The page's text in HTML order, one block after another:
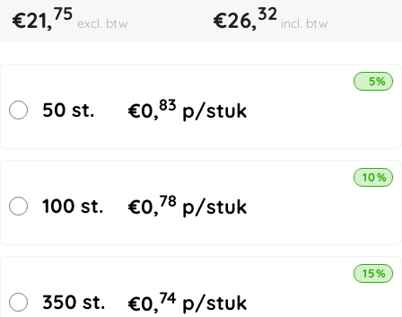
€21,75 excl. btw €26,32 incl. btw
50 st. €0,83 p/stuk
5%
100 st. €0,78 p/stuk
10%
350 st. €0,74 p/stuk
15%